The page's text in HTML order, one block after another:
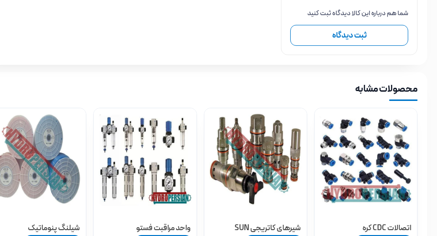
شما هم درباره این کالا دیدگاه ثبت کنید
ثبت دیدگاه
محصولات مشابه
اتصالات CDC کره شیرهای کاتریجی SUN واحد مراقبت فستو شیلنگ پنوماتیک